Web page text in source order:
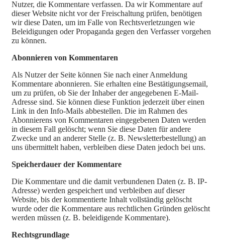
Nutzer, die Kommentare verfassen. Da wir Kommentare auf
dieser Website nicht vor der Freischaltung prüfen, benötigen
wir diese Daten, um im Falle von Rechtsverletzungen wie
Beleidigungen oder Propaganda gegen den Verfasser vorgehen
zu können.
Abonnieren von Kommentaren
Als Nutzer der Seite können Sie nach einer Anmeldung
Kommentare abonnieren. Sie erhalten eine Bestätigungsemail,
um zu prüfen, ob Sie der Inhaber der angegebenen E-Mail-
Adresse sind. Sie können diese Funktion jederzeit über einen
Link in den Info-Mails abbestellen. Die im Rahmen des
Abonnierens von Kommentaren eingegebenen Daten werden
in diesem Fall gelöscht; wenn Sie diese Daten für andere
Zwecke und an anderer Stelle (z. B. Newsletterbestellung) an
uns übermittelt haben, verbleiben diese Daten jedoch bei uns.
Speicherdauer der Kommentare
Die Kommentare und die damit verbundenen Daten (z. B. IP-
Adresse) werden gespeichert und verbleiben auf dieser
Website, bis der kommentierte Inhalt vollständig gelöscht
wurde oder die Kommentare aus rechtlichen Gründen gelöscht
werden müssen (z. B. beleidigende Kommentare).
Rechtsgrundlage